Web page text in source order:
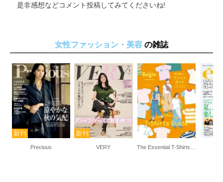
是非感想などコメント投稿してみてくださいね!
女性ファッション・美容 の雑誌
Precious VERY